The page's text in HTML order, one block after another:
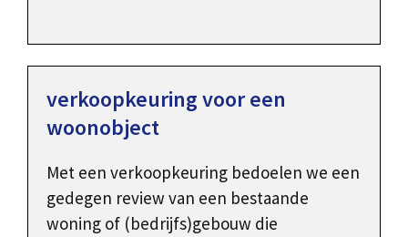
verkoopkeuring voor een
woonobject
Met een verkoopkeuring bedoelen we een
gedegen review van een bestaande
woning of (bedrijfs)gebouw die